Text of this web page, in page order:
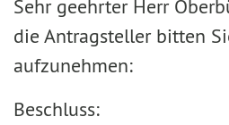
Sehr geehrter Herr
die Antragsteller bitten
aufzunehmen:
Beschluss: